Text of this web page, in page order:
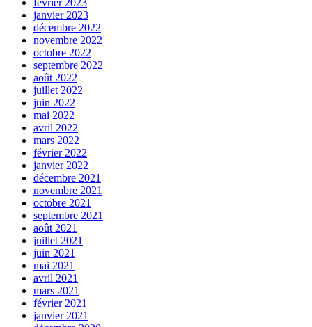
février 2023
janvier 2023
décembre 2022
novembre 2022
octobre 2022
septembre 2022
août 2022
juillet 2022
juin 2022
mai 2022
avril 2022
mars 2022
février 2022
janvier 2022
décembre 2021
novembre 2021
octobre 2021
septembre 2021
août 2021
juillet 2021
juin 2021
mai 2021
avril 2021
mars 2021
février 2021
janvier 2021